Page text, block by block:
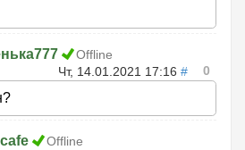
Offline
Чт, 14.01.2021 17:16 # 0
Offline